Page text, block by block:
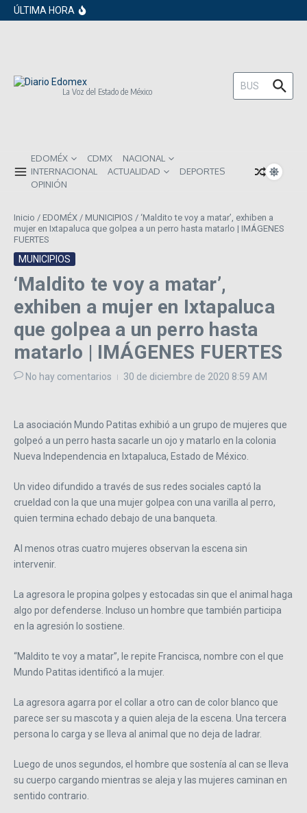
Saltar al contenido
ÚLTIMA HORA
inversionistas extranjeros; emite nueva
comunes entre los mexicanos
La Voz del Estado de México
Buscar:
EDOMÉX CDMX
NACIONAL
INTERNACIONAL
ACTUALIDAD
DEPORTES
OPINIÓN
Inicio / EDOMÉX / MUNICIPIOS / ‘Maldito te voy a matar’, exhiben a
mujer en Ixtapaluca que golpea a un perro hasta matarlo | IMÁGENES
FUERTES
MUNICIPIOS
‘Maldito te voy a matar’,
exhiben a mujer en Ixtapaluca
que golpea a un perro hasta
matarlo | IMÁGENES FUERTES
No hay comentarios 30 de diciembre de 2020 8:59 AM
La asociación Mundo Patitas exhibió a un grupo de mujeres que
golpeó a un perro hasta sacarle un ojo y matarlo en la colonia
Nueva Independencia en Ixtapaluca, Estado de México.
Un video difundido a través de sus redes sociales captó la
crueldad con la que una mujer golpea con una varilla al perro,
quien termina echado debajo de una banqueta.
Al menos otras cuatro mujeres observan la escena sin
intervenir.
La agresora le propina golpes y estocadas sin que el animal haga
algo por defenderse. Incluso un hombre que también participa
en la agresión lo sostiene.
“Maldito te voy a matar”, le repite Francisca, nombre con el que
Mundo Patitas identificó a la mujer.
La agresora agarra por el collar a otro can de color blanco que
parece ser su mascota y a quien aleja de la escena. Una tercera
persona lo carga y se lleva al animal que no deja de ladrar.
Luego de unos segundos, el hombre que sostenía al can se lleva
su cuerpo cargando mientras se aleja y las mujeres caminan en
sentido contrario.